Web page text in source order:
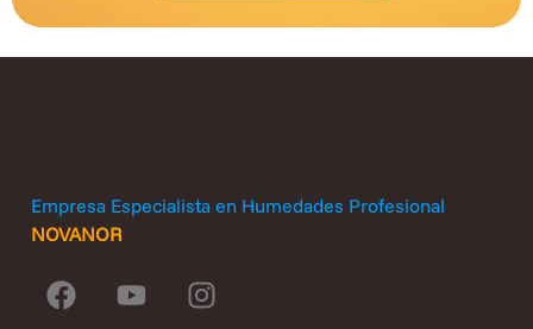
Empresa Especialista en Humedades Profesional
NOVANOR